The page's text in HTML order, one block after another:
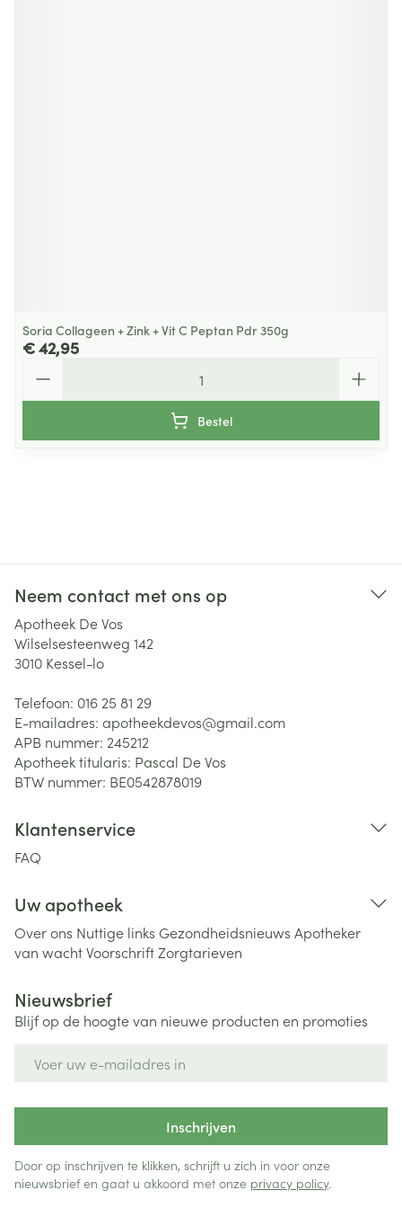
Soria Collageen + Zink + Vit C Peptan Pdr 350g
€ 42,95
Bestel
Neem contact met ons op
Apotheek De Vos
Wilselsesteenweg 142
3010 Kessel-lo
Telefoon: 016 25 81 29
E-mailadres: apotheekdevos@gmail.com
APB nummer: 245212
Apotheek titularis: Pascal De Vos
BTW nummer: BE0542878019
Klantenservice
FAQ
Uw apotheek
Over ons Nuttige links Gezondheidsnieuws Apotheker
van wachtVoorschriftZorgtarieven
Nieuwsbrief
Blijf op de hoogte van nieuwe producten en promoties
Inschrijven
Door op inschrijven te klikken, schrijft u zich in voor onze
nieuwsbrief en gaat u akkoord met onze privacy policy.